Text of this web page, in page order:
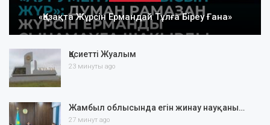
«Қазақта Жүрсін Ермандай Тұлға Біреу Ғана»
Қасиетті Жуалым
23 минуты ago
Жамбыл облысында егін жинау науқаны…
27 минут ago